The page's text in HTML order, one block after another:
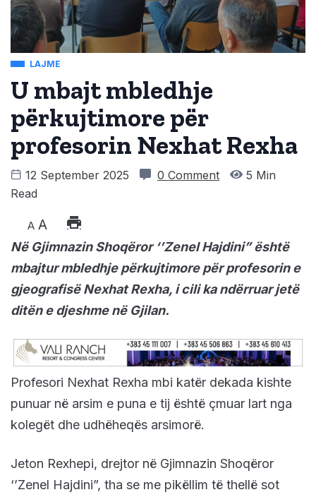
LAJME
U mbajt mbledhje
përkujtimore për
profesorin Nexhat Rexha
12 September 2025 0 Comment
5 Min
Read
A A
Në Gjimnazin Shoqëror ‘’Zenel Hajdini” është
mbajtur mbledhje përkujtimore për profesorin e
gjeografisë Nexhat Rexha, i cili ka ndërruar jetë
ditën e djeshme në Gjilan.
Profesori Nexhat Rexha mbi katër dekada kishte
punuar në arsim e puna e tij është çmuar lart nga
kolegët dhe udhëheqës arsimorë.
Jeton Rexhepi, drejtor në Gjimnazin Shoqëror
‘’Zenel Hajdini”, tha se me pikëllim të thellë sot